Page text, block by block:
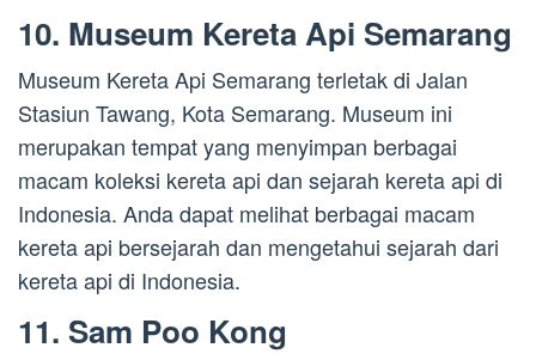
10. Museum Kereta Api Semarang
Museum Kereta Api Semarang terletak di Jalan
Stasiun Tawang, Kota Semarang. Museum ini
merupakan tempat yang menyimpan berbagai
macam koleksi kereta api dan sejarah kereta api di
Indonesia. Anda dapat melihat berbagai macam
kereta api bersejarah dan mengetahui sejarah dari
kereta api di Indonesia.
11. Sam Poo Kong